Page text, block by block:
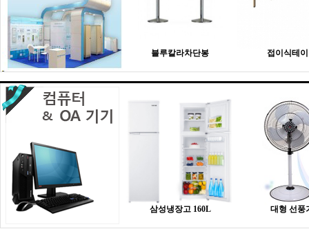
블루칼라차단봉 접이식테
삼성냉장고 160L 대형 선풍